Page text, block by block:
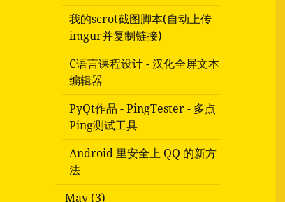
我的scrot截图脚本(自动上传
imgur并复制链接)
C语言课程设计 - 汉化全屏文本
编辑器
PyQt作品 - PingTester - 多点
Ping测试工具
Android 里安全上 QQ 的新方
法
May (3)